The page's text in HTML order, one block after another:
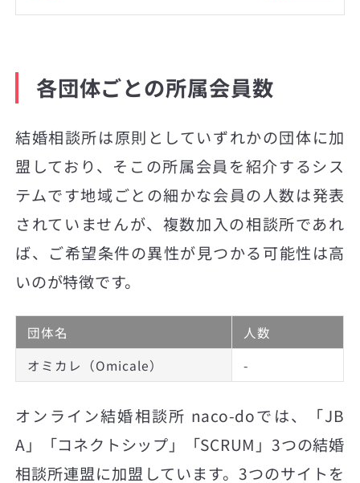
各団体ごとの所属会員数
結婚相談所は原則としていずれかの団体に加
盟しており、そこの所属会員を紹介するシス
テムです地域ごとの細かな会員の人数は発表
されていませんが、複数加入の相談所であれ
ば、ご希望条件の異性が見つかる可能性は高
いのが特徴です。
団体名
人数
オミカレ（Omicale）
-
オンライン結婚相談所 naco-doでは、「JB
A」「コネクトシップ」「SCRUM」3つの結婚
相談所連盟に加盟しています。3つのサイトを